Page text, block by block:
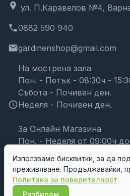
location_on ул. П.Каравелов №4,
phone0882 590 940
emailgardinenshop@gmail.com
schedule
На мострена зала
Пон. - Петък - 08:30ч -
Събота - Почивен ден.
Неделя - Почивен ден.
За Онлайн Магазина
Пон. - Неделя от 09:00ч до
Използваме бисквитки, за да
преживяване. Продължавайки,
Политика за поверителност.
Разбирам